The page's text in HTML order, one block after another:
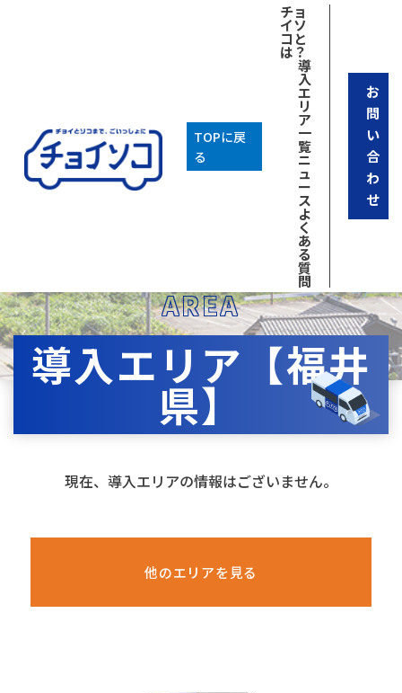
TOPに戻
る
チョ
イソ
コと
は？
導
入
エ
リ
ア
一
覧
ニ
ュ
ー
ス
よ
く
あ
る
質
問
お
問
い
合
わ
せ
AREA
導入エリア【福井
県】
現在、導入エリアの情報はございません。
他のエリアを見る